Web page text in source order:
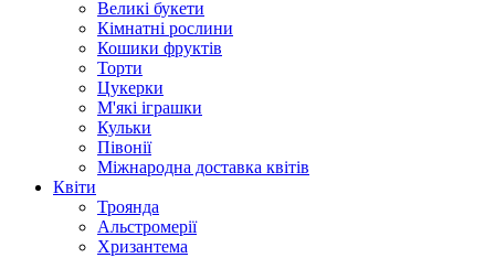
Великі букети
Кімнатні рослини
Кошики фруктів
Торти
Цукерки
М'які іграшки
Кульки
Півонії
Міжнародна доставка квітів
Квіти
Троянда
Альстромерії
Хризантема